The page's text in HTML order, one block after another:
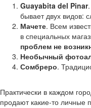
Guayabita del Pinar
бывает двух видов:
Мачете. Всем
в специальных
проблем не
Необычный
Сомбреро.
Практически в каждом
продают какие-то личные